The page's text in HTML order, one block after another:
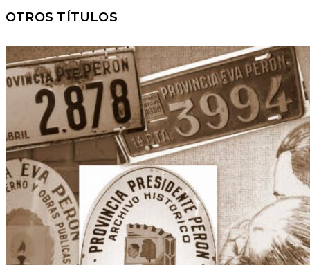
OTROS TÍTULOS